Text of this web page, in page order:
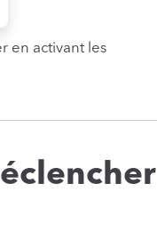
en activant les